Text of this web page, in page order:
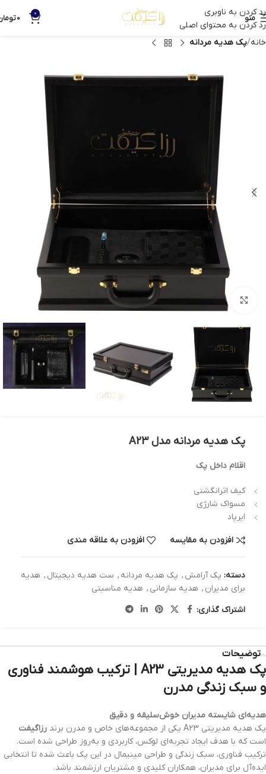
رد کردن به ناوبری
رد کردن به محتوای اصلی
منو 0
0
خانه پک هدیه مردانه
بزرگنمایی تصویر
پک هدیه مردانه مدل A23
اقلام داخل پک
کیف اثرانگشتی
مسواک شارژی
ایرپاد
افزودن به مقایسه افزودن به علاقه مندی
دسته: پک آرامش , پک هدیه مردانه , ست هدیه دیجیتال , هدیه
برای مدیران , هدیه سازمانی , هدیه مناسبتی
اشتراک گذاری:
توضیحات
پک هدیه مدیریتی A23 | ترکیب هوشمند فناوری
و سبک زندگی مدرن
هدیه‌ای شایسته مدیران خوش‌سلیقه و دقیق
پک هدیه مدیریتی A23 یکی از مجموعه‌های خاص و مدرن برند
رزاگیفت
است که با هدف ایجاد تجربه‌ای لوکس، کاربردی و به‌روز طراحی شده است.
ترکیب فناوری، سبک زندگی و طراحی مینیمال در این پک باعث شده تا انتخابی
ایده‌آل برای مدیران، همکاران کلیدی و مشتریان ارزشمند باشد.